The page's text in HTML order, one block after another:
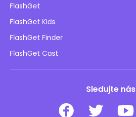
Ochrana osobních údajů
Reklamní zásady
Neprodávejte mé informace
Bezpečnost dětí online
Stáhnout
FlashGet
FlashGet Kids
FlashGet Finder
FlashGet Cast
Sledujte nás